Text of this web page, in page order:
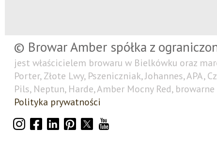
© Browar Amber spółka z
jest właścicielem browaru w Bielkówku oraz
Porter, Złote Lwy, Pszeniczniak, Johannes, APA,
Pils, Neptun, Harde, Amber Mocny Red,
Polityka prywatności